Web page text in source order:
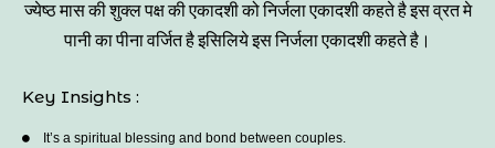
ज्येष्ठ मास की शुक्ल पक्ष की एकादशी को निर्जला एकादशी कहते है इस व्रत मे
पानी का पीना वर्जित है इसिलिये इस निर्जला एकादशी कहते है।
Key Insights :
It’s a spiritual blessing and bond between couples.